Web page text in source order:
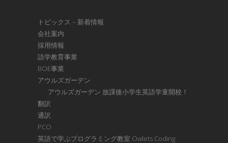
トピックス – 新着情報
会社案内
採用情報
語学教育事業
BOE事業
アウルズガーデン
アウルズガーデン 放課後小学生英語学童開校！
翻訳
通訳
PCO
英語で学ぶプログラミング教室 Owlets Coding